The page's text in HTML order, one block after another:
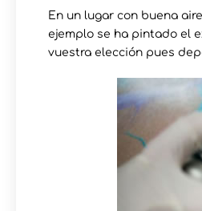
En un lugar con buena
ejemplo se ha pintado el
vuestra elección pues